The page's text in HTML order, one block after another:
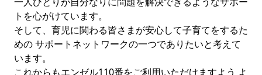
トを心がけています。
そして、育児に関わる皆さまが安心して子育てをするた
めの サポートネットワークの一つでありたいと考えて
います。
これからもエンゼル110番をご利用いただけますよう よ